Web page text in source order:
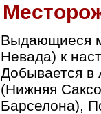
Выдающиеся
Невада) к
Добывается в
(Нижняя
Барселона),